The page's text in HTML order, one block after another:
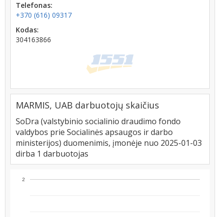
Telefonas:
+370 (616) 09317
Kodas:
304163866
MARMIS, UAB darbuotojų skaičius
SoDra (valstybinio socialinio draudimo fondo
valdybos prie Socialinės apsaugos ir darbo
ministerijos) duomenimis, įmonėje nuo 2025-01-03
dirba 1 darbuotojas
2